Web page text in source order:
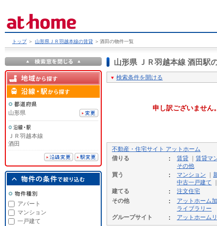
トップ ＞ 山形県ＪＲ羽越本線の賃貸 ＞ 酒田の物件一覧
山形県 ＪＲ羽越本線 酒田駅
検索条件を開ける
申し訳ございません
不動産・住宅サイト アットホーム
借りる
賃貸
賃貸マ
その他
買う
マンション
中古一戸建て
建てる
注文住宅
その他
アットホーム
ライブラリー
グループサイト
アットホーム
山形県
ＪＲ羽越本線
酒田
アパート
マンション
一戸建て